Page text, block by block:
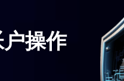
操作